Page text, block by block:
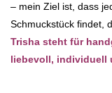
– mein Ziel ist, dass
Schmuckstück findet,
Trisha steht für
liebevoll, individuell